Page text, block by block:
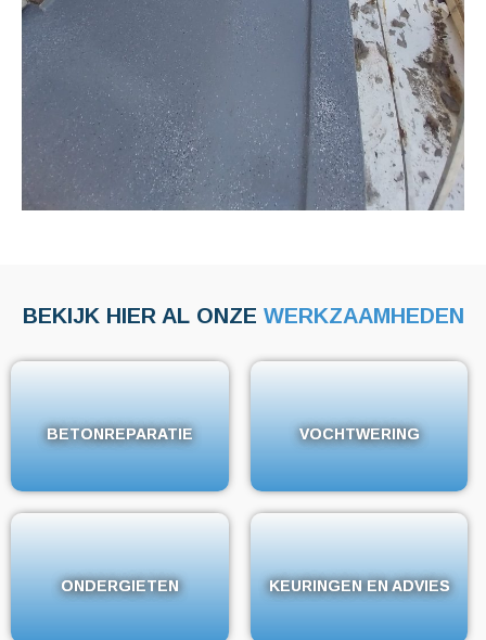
BEKIJK HIER AL ONZE WERKZAAMHEDEN
BETONREPARATIE
BETONREPARATIE VOCHTWERING
VOCHTWERING
ONDERGIETEN
ONDERGIETEN KEURINGEN EN ADVIES
KEURINGEN EN ADVIES